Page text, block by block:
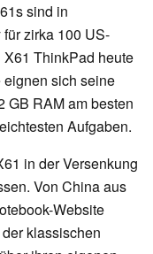
sind in
zirka 100 US-
ThinkPad heute
eignen sich seine
GB RAM am besten
Aufgaben.
in der Versenkung
Von China aus
Website
klassischen